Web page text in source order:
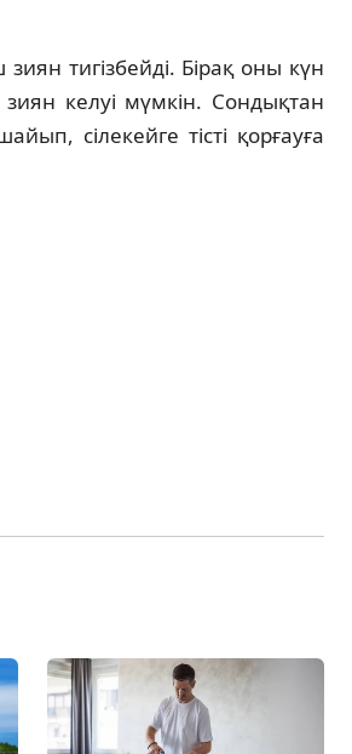
тигізбейді. Бірақ оны күн
келуі мүмкін. Сондықтан
сілекейге тісті қорғауға